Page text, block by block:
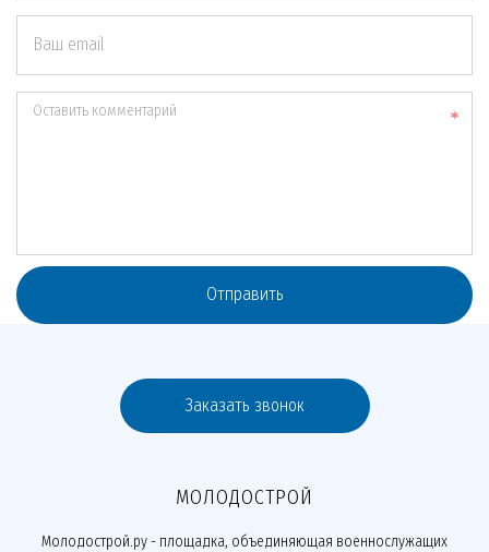
Ваш email
Оставить комментарий
Отправить
Заказать звонок
МОЛОДОСТРОЙ
Молодострой.ру - площадка, объединяющая военнослужащих